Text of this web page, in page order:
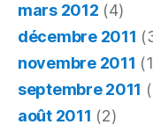
mars 2012 (4)
décembre 2011
novembre 2011
septembre 2011
août 2011 (2)